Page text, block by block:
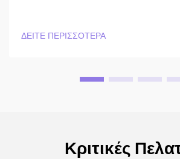
ΔΕΙΤΕ ΠΕΡΙΣΣΟΤΕΡΑ
Κριτικές